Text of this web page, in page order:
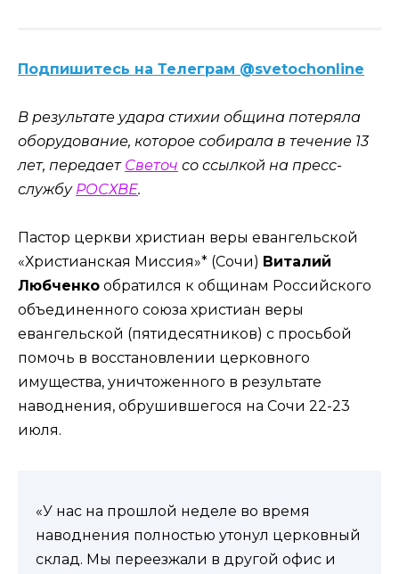
Подпишитесь на Телеграм @svetochonline
В результате удара стихии община потеряла
оборудование, которое собирала в течение 13
лет, передает Светоч со ссылкой на пресс-
службу РОСХВЕ.
Пастор церкви христиан веры евангельской
«Христианская Миссия»* (Сочи) Виталий
Любченко обратился к общинам Российского
объединенного союза христиан веры
евангельской (пятидесятников) с просьбой
помочь в восстановлении церковного
имущества, уничтоженного в результате
наводнения, обрушившегося на Сочи 22-23
июля.
«У нас на прошлой неделе во время
наводнения полностью утонул церковный
склад. Мы переезжали в другой офис и